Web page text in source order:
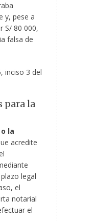
y, pese a
S/ 80 000,
falsa de
inciso 3 del
para la
la
acredite
legal
el
notarial
el